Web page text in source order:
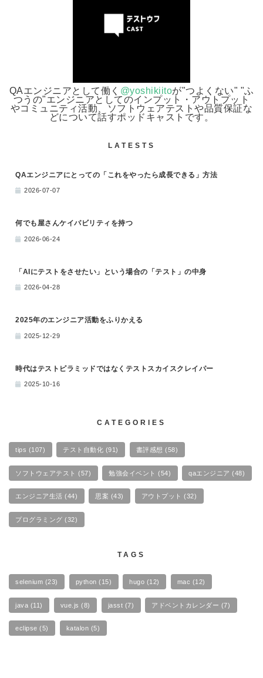
QAエンジニアとして働く @yoshikiitoが"つよくない" "ふ
つうの"エンジニアとしてのインプット・アウトプット
やコミュニティ活動、ソフトウェアテストや品質保証な
どについて話すポッドキャストです。
LATESTS
QAエンジニアにとっての「これをやったら成長できる」方法
2026-07-07
何でも屋さんケイパビリティを持つ
2026-06-24
「AIにテストをさせたい」という場合の「テスト」の中身
2026-04-28
2025年のエンジニア活動をふりかえる
2025-12-29
時代はテストピラミッドではなくテストスカイスクレイパー
2025-10-16
CATEGORIES
tips (107) テスト自動化 (91) 書評感想(58)
ソフトウェアテスト(57) 勉強会イベント(54) qaエンジニア(48)
エンジニア生活(44) 思案 (43) アウトプット(32)
プログラミング(32)
TAGS
selenium (23) python(15) hugo (12) mac (12)
java (11) vue.js(8) jasst (7) アドベントカレンダー (7)
eclipse(5) katalon (5)